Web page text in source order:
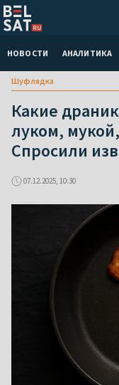
НОВОСТИ АНАЛИТИКА
Шуфлядка
Какие
луком,
Спросили
07.12.2025, 10:30